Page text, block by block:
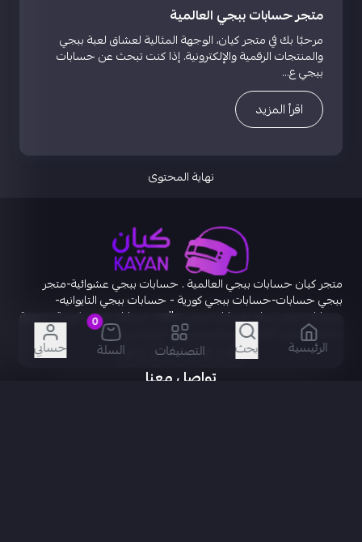
الرئيسية بحث التصنيفات
0
السلة حسابي
متجر حسابات ببجي العالمية
مرحبًا بك في متجر كيان، الوجهة المثالية لعشاق لعبة ببجي
والمنتجات الرقمية والإلكترونية. إذا كنت تبحث عن حسابات
ببجي ع...
اقرأ المزيد
نهاية المحتوى
متجر كيان حسابات ببجي العالمية . حسابات ببجي عشوائية-متجر
ببجي حسابات-حسابات ببجي كورية - حسابات ببجي التايوانيه-
حسابات ببجي سله حسابات ببجي salla, حسابات ببجي كورية رخيصة
.حساب ببجي العالمية متخصصون في حسابات ببجي
تواصل معنا